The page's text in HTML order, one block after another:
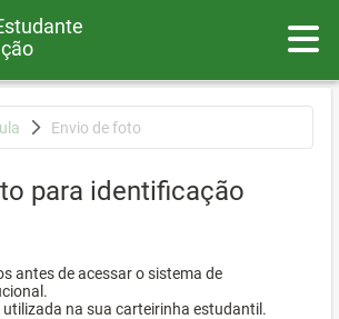
Envio de foto
para identificação
antes de acessar o sistema de
na sua carteirinha estudantil.